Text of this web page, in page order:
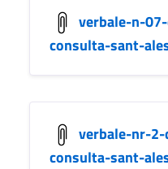
verbale-n-
consulta-sant-
verbale-nr-
consulta-sant-